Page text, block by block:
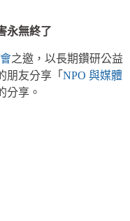
永無終了
之邀，以長期鑽研公益
朋友分享「 NPO 與媒體
分享。